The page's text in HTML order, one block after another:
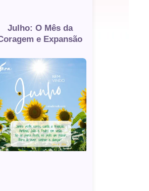
Julho: O Mês da
e Expansão